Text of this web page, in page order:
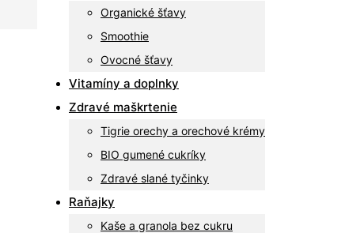
Organické šťavy
Smoothie
Ovocné šťavy
Vitamíny a doplnky
Zdravé maškrtenie
Tigrie orechy a orechové krémy
BIO gumené cukríky
Zdravé slané tyčinky
Raňajky
Kaše a granola bez cukru